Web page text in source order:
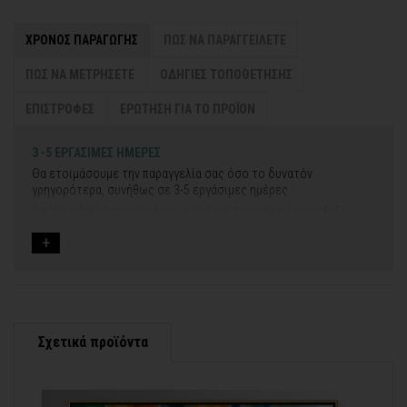
ΧΡΟΝΟΣ ΠΑΡΑΓΩΓΗΣ
3 -5 ΕΡΓΑΣΙΜΕΣ ΗΜΕΡΕΣ
Θα ετοιμάσουμε την παραγγελία σας όσο το δυνατόν
γρηγορότερα, συνήθως σε 3-5 εργάσιμες ημέρες.
Εάν η αποστολή πραγματοποιείται κατά τη διάρκεια μεγάλων
Σχετικά προϊόντα